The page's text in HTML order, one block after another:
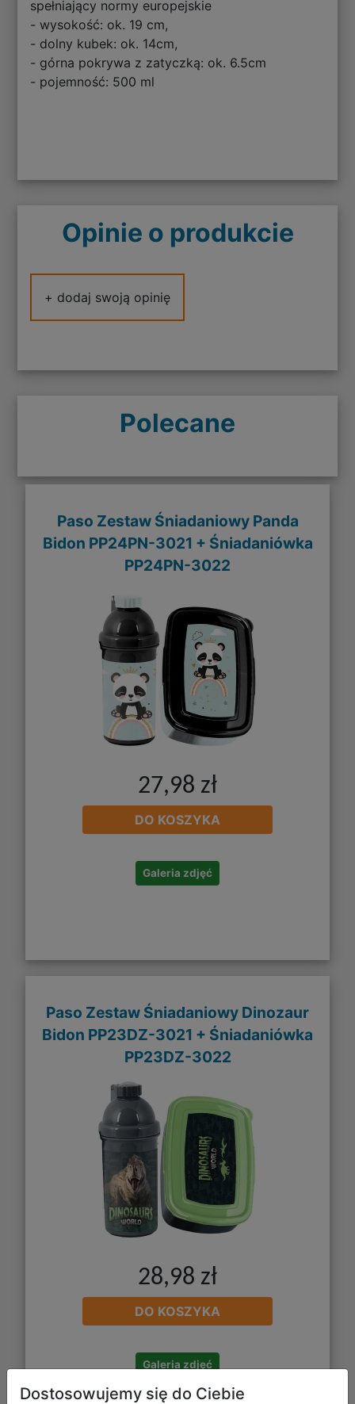
spełniający normy europejskie
- wysokość: ok. 19 cm,
- dolny kubek: ok. 14cm,
- górna pokrywa z zatyczką: ok. 6.5cm
- pojemność: 500 ml
Opinie o produkcie
+ dodaj swoją opinię
Polecane
Paso Zestaw Śniadaniowy Panda
Bidon PP24PN-3021 + Śniadaniówka
PP24PN-3022
27,98 zł
DO KOSZYKA
Galeria zdjęć
Paso Zestaw Śniadaniowy Dinozaur
Bidon PP23DZ-3021 + Śniadaniówka
PP23DZ-3022
28,98 zł
DO KOSZYKA
Galeria zdjęć
Dostosowujemy się do Ciebie